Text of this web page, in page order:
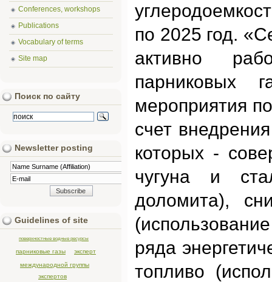
по 2025 год.
активно
парниковых
мероприятия
счет
которых -
чугуна и
доломита),
ряда
топливо
Conferences, workshops
Publications
Vocabulary of terms
Site map
Поиск по сайту
Newsletter posting
Guidelines of site
поверхностные водные ресурсы
парниковые газы
эксперт
международной группы
экспертов